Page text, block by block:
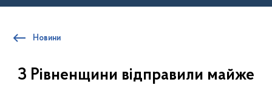
Новини
З Рівненщини відправили майже